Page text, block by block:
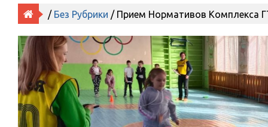
/ Без Рубрики / Прием Нормативов Комплекса